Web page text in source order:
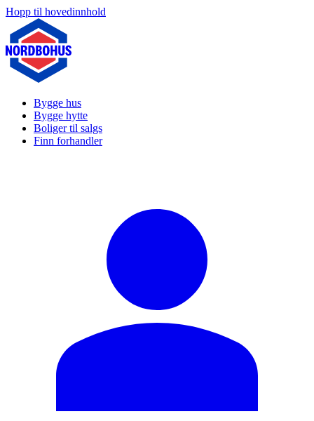
Hopp til hovedinnhold
Bygge hus
Bygge hytte
Boliger til salgs
Finn forhandler